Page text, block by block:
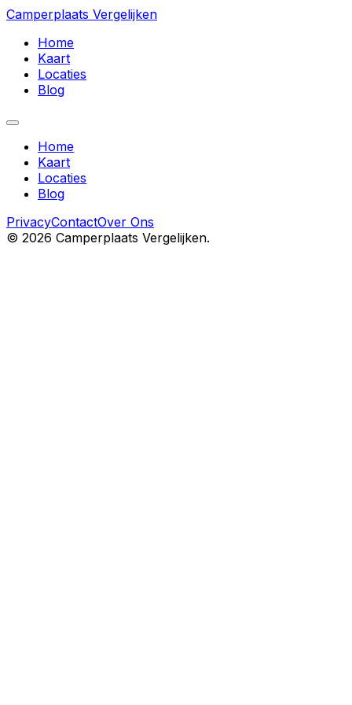
Camperplaats Vergelijken
Home
Kaart
Locaties
Blog
Home
Kaart
Locaties
Blog
PrivacyContactOver Ons
© 2026 Camperplaats Vergelijken.